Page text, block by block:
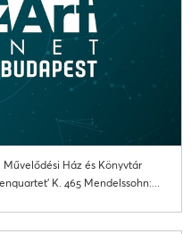
Ház és Könyvtár
K. 465 Mendelssohn:...